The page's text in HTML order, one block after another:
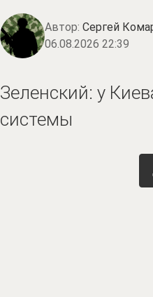
Автор: Сергей
06.08.2026 22:39
Зеленский: у
системы